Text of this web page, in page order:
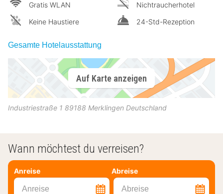
Gratis WLAN
Keine Haustiere
Nichtraucherhotel
24-Std-Rezeption
Gesamte Hotelausstattung
Auf Karte anzeigen
Industriestraße 1 89188 Merklingen Deutschland
Wann möchtest du verreisen?
Anreise Abreise
Anreise Abreise